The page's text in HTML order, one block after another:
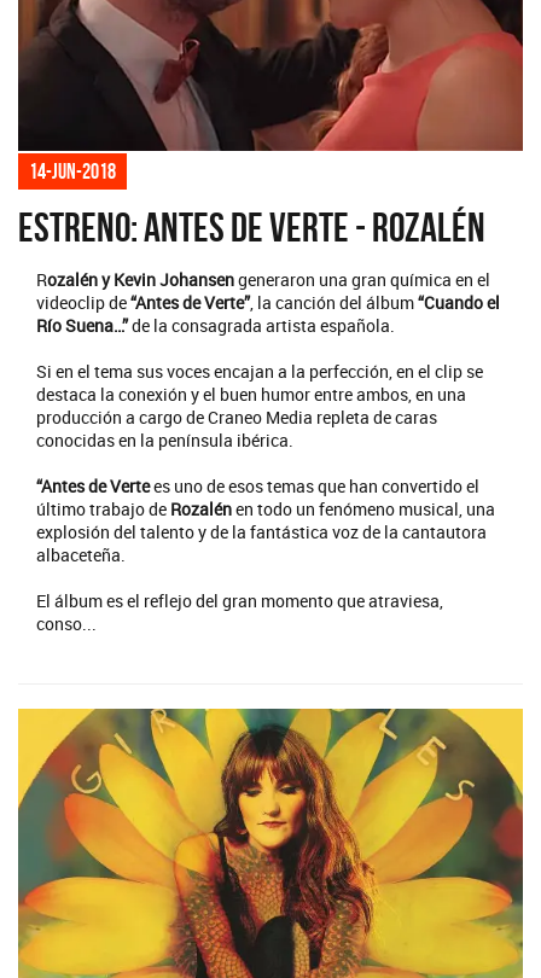
14-jun-2018
Estreno: Antes de Verte - Rozalén
Rozalén y Kevin Johansengeneraron una gran química en el
videoclip de“Antes de Verte”, la canción del álbum“Cuando el
Río Suena…”de la consagrada artista española.
Si en el tema sus voces encajan a la perfección, en el clip se
destaca la conexión y el buen humor entre ambos, en una
producción a cargo de Craneo Media repleta de caras
conocidas en la península ibérica.
“Antes de Vertees uno de esos temas que han convertido el
último trabajo de Rozalénen todo un fenómeno musical, una
explosión del talento y de la fantástica voz de la cantautora
albaceteña.
El álbum es el reflejo del gran momento que atraviesa,
conso...